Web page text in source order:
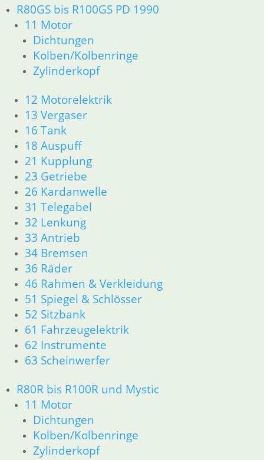
R80GS bis R100GS PD 1990
11 Motor
Dichtungen
Kolben/Kolbenringe
Zylinderkopf
12 Motorelektrik
13 Vergaser
16 Tank
18 Auspuff
21 Kupplung
23 Getriebe
26 Kardanwelle
31 Telegabel
32 Lenkung
33 Antrieb
34 Bremsen
36 Räder
46 Rahmen & Verkleidung
51 Spiegel & Schlösser
52 Sitzbank
61 Fahrzeugelektrik
62 Instrumente
63 Scheinwerfer
R80R bis R100R und Mystic
11 Motor
Dichtungen
Kolben/Kolbenringe
Zylinderkopf
46 Rahmen & Verkleidung
51 Spiegel & Schlösser
52 Sitzbank
61 Fahrzeugelektrik
62 Instrumente
63 Scheinwerfer
11 Motor
Dichtungen
Kolben/Kolbenringe
Zylinderkopf
12 Motorelektrik
13 Vergaser
16 Tank __Mystic
18 Auspuff
21 Kupplung
23 Getriebe
26 Kardanwelle
31 Telegabel
32 Lenkung
33 Antrieb
34 Bremsen
36 Räder
46 Rahmen & Verkleidung
51 Spiegel & Schlösser
61 Fahrzeugelektrik
62 Instrumente
52 Sitzbank
Ersatzteile
Aufkleber
K-Modelle Aufkleber
GS Modelle Aufkleber
Dekorsätze Aufkleber